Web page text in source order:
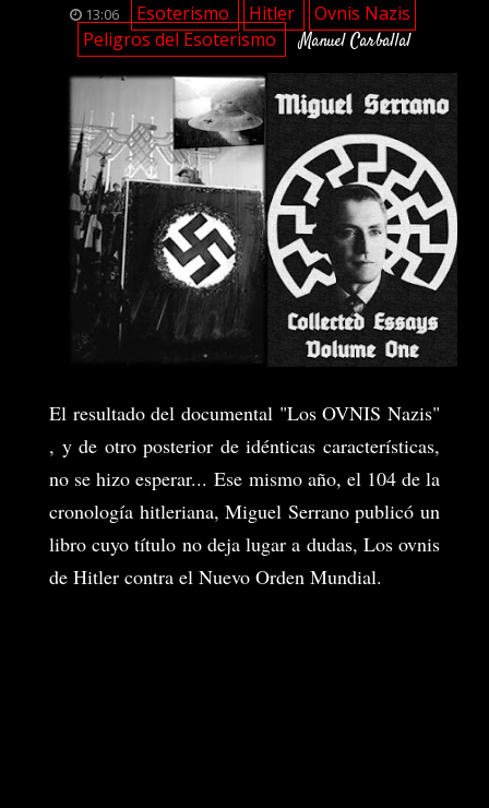
13:06 Esoterismo Hitler
Ovnis Nazis
Peligros del Esoterismo
Manuel Carballal
El resultado del documental "Los OVNIS Nazis"
, y de otro posterior de idénticas características,
no se hizo esperar...Ese mismo año, el 104 de la
cronología hitleriana, Miguel Serrano publicó un
libro cuyo título no deja lugar a dudas, Los ovnis
de Hitler contra el Nuevo Orden Mundial.